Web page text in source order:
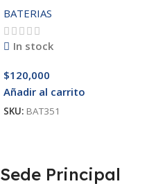
BATERIAS
In stock
$120,000
Añadir al carrito
SKU: BAT351
Sede Principal